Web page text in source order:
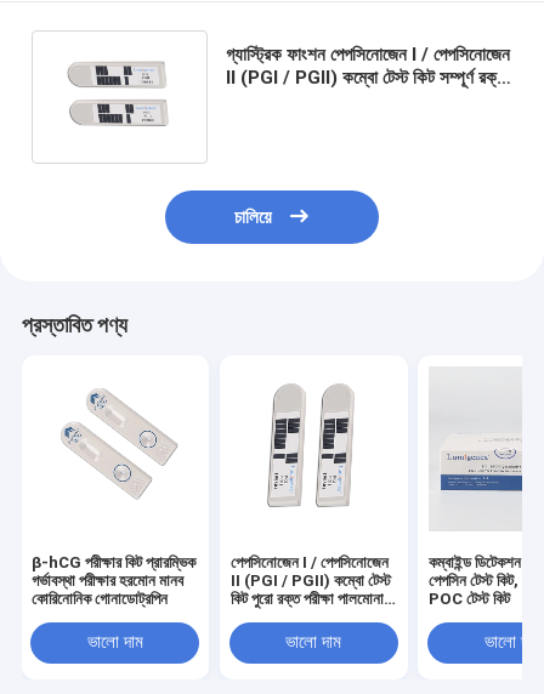
গ্যাস্ট্রিক ফাংশন পেপসিনোজেন I / পেপসিনোজেন
II (PGI / PGII) কম্বো টেস্ট কিট সম্পূর্ণ রক্ত ​​​​
চালিয়ে
প্রস্তাবিত পণ্য
β-hCG পরীক্ষার কিট প্রারম্ভিক
গর্ভাবস্থা পরীক্ষার হরমোন মানব
কোরিনোনিক গোনাডোট্রপিন
ভালো দাম
পেপসিনোজেন I / পেপসিনোজেন
II (PGI / PGII) কম্বো টেস্ট
কিট পুরো রক্ত ​​পরীক্ষা পালমোনারি
ভালো দাম
কম্বাইন্ড ডিটেকশন
পেপসিন টেস্ট কিট,
POC টেস্ট কিট （
ভালো দাম